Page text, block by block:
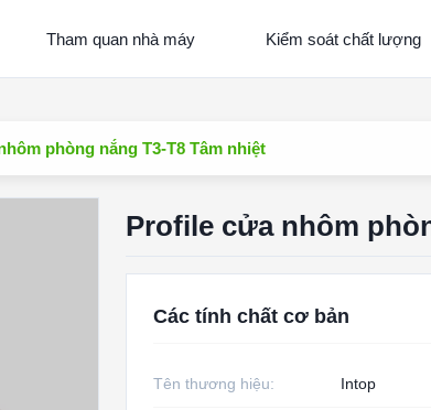
Tham quan nhà máy Kiểm soát chất lượng
phòng nắng T3-T8 Tâm nhiệt
Profile cửa nhôm
Các tính chất cơ bản
Tên thương hiệu: Intop